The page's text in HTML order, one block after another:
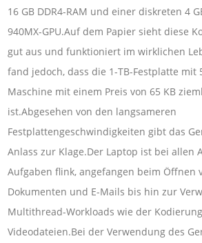
16 GB DDR4-RAM und einer diskreten 4
940MX-GPU.Auf dem Papier sieht diese
gut aus und funktioniert im wirklichen
fand jedoch, dass die 1-TB-Festplatte mit
Maschine mit einem Preis von 65 KB
ist.Abgesehen von den langsameren
Festplattengeschwindigkeiten gibt das
Anlass zur Klage.Der Laptop ist bei allen
Aufgaben flink, angefangen beim Öffnen
Dokumenten und E-Mails bis hin zur
Multithread-Workloads wie der
Videodateien.Bei der Verwendung des